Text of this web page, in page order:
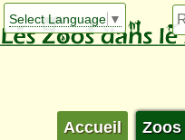
Select Language ▼
Accueil Zoos